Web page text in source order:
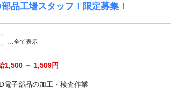
品工場スタッフ！限定募集！
…全て表示
1,500 ～ 1,509円
電子部品の加工・検査作業